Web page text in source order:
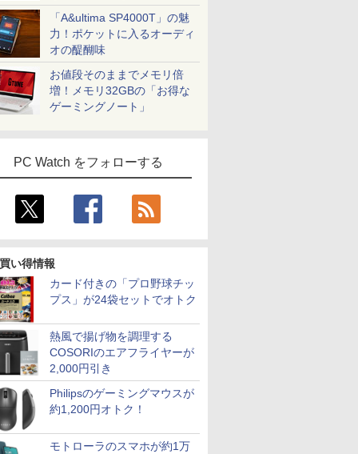
「A&ultima SP4000T」の魅
力！ポケットに入るオーディ
オの醍醐味
お値段そのままでメモリ倍
増！メモリ32GBの「お得な
ゲーミングノート」
PC Watch をフォローする
い得情報
カード付きの「プロ野球チッ
プス」が24袋セットでオトク
熱風で揚げ物を調理する
COSORIのエアフライヤーが
2,000円引き
Philipsのゲーミングマウスが
約1,200円オトク！
モトローラのスマホが約1万